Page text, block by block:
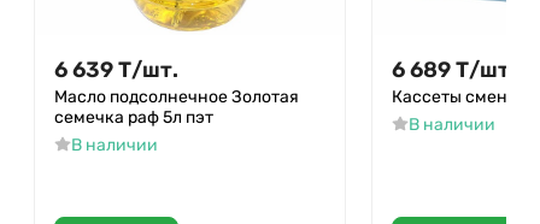
6 639Т/шт.
Масло подсолнечное Золотая
семечка раф 5л пэт
В наличии
6 689Т/шт.
Кассеты
В наличии